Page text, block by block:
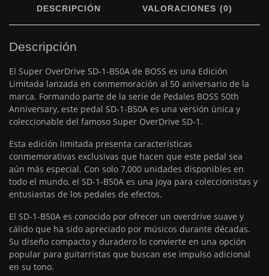
DESCRIPCIÓN VALORACIONES (0)
Descripción
El Super OverDrive SD-1-B50A de BOSS es una Edición
Limitada lanzada en conmemoración al 50 aniversario de la
marca. Formando parte de la serie de Pedales BOSS 50th
Anniversary, este pedal SD-1-B50A es una versión única y
coleccionable del famoso Super OverDrive SD-1.
Esta edición limitada presenta características
conmemorativas exclusivas que hacen que este pedal sea
aún más especial. Con solo 7,000 unidades disponibles en
todo el mundo, el SD-1-B50A es una joya para coleccionistas y
entusiastas de los pedales de efectos.
El SD-1-B50A es conocido por ofrecer un overdrive suave y
cálido que ha sido apreciado por músicos durante décadas.
Su diseño compacto y duradero lo convierte en una opción
popular para guitarristas que buscan ese impulso adicional
en su tono.